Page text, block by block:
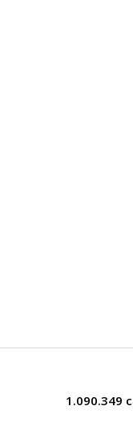
1.090.349